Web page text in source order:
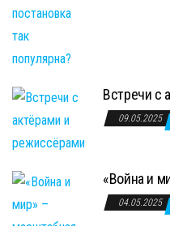
Встречи с
09.05.2025
«Война и
04.05.2025